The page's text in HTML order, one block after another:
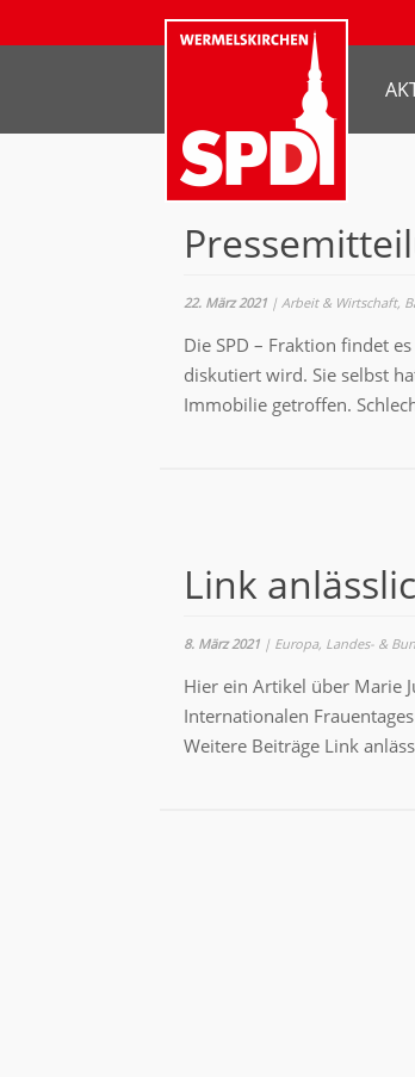
22. März 2021 |Arbeit & Wirtschaft,
Die SPD – Fraktion findet
diskutiert wird. Sie selbst
Immobilie getroffen.
Link
8. März 2021 | Europa, Landes- &
Hier ein Artikel über Marie
Internationalen
Weitere Beiträge Link